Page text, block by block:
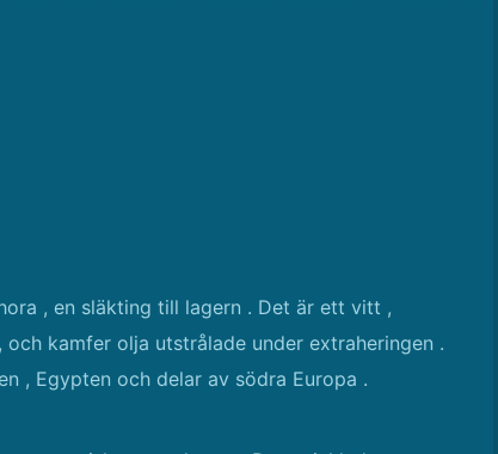
, en släkting till lagern . Det är ett vitt ,
kamfer olja utstrålade under extraheringen .
, Egypten och delar av södra Europa .